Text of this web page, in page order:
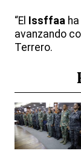
“El Issffaa
avanzando
Terrero.